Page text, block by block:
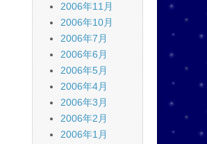
2006年11月
2006年10月
2006年7月
2006年6月
2006年5月
2006年4月
2006年3月
2006年2月
2006年1月